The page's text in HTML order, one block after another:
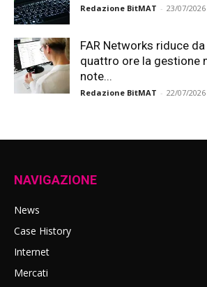
Redazione BitMAT - 23/07/2026
FAR Networks riduce
quattro ore la gestione
note...
Redazione BitMAT - 22/07/2026
NAVIGAZIONE
News
Case History
Internet
Mercati